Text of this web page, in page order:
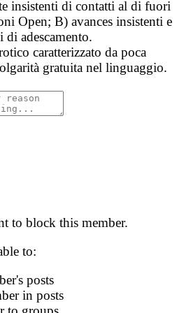
insistenti di contatti al di fuori
Open; B) avances insistenti e
adescamento.
caratterizzato da poca
gratuita nel linguaggio.
to block this member.
to:
posts
in posts